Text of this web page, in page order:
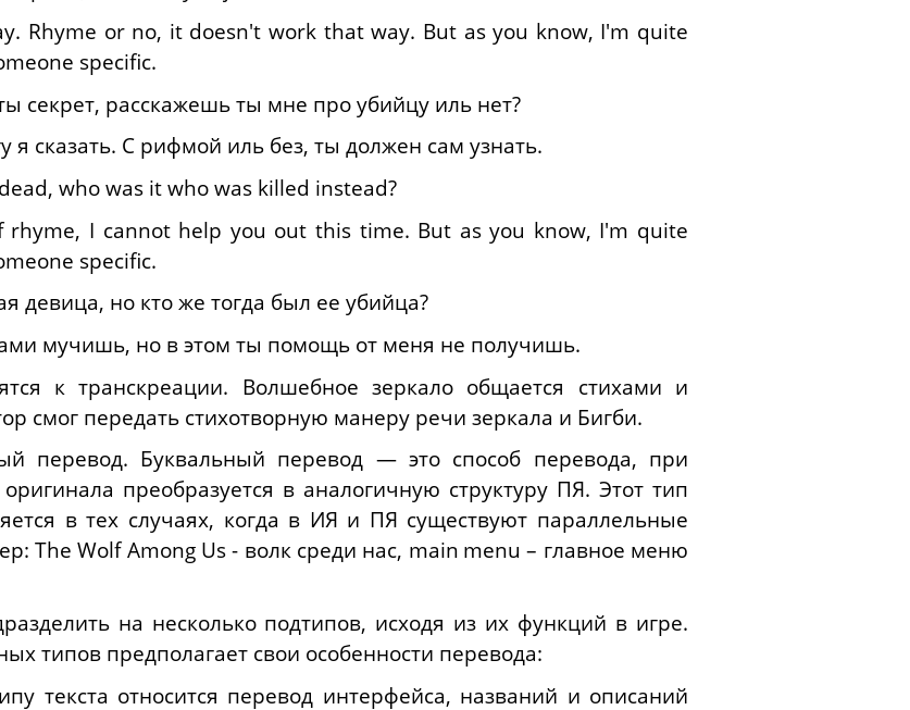
Rhyme or no, it doesn't work that way. But as you know, I'm quite
specific.
секрет, расскажешь ты мне про убийцу иль нет?
я сказать. С рифмой иль без, ты должен сам узнать.
who was it who was killed instead?
rhyme, I cannot help you out this time. But as you know, I'm quite
specific.
девица, но кто же тогда был ее убийца?
мучишь, но в этом ты помощь от меня не получишь.
к транскреации. Волшебное зеркало общается стихами и
смог передать стихотворную манеру речи зеркала и Бигби.
перевод. Буквальный перевод — это способ перевода, при
преобразуется в аналогичную структуру ПЯ. Этот тип
в тех случаях, когда в ИЯ и ПЯ существуют параллельные
The Wolf Among Us - волк среди нас, main menu – главное меню
на несколько подтипов, исходя из их функций в игре.
типов предполагает свои особенности перевода:
текста относится перевод интерфейса, названий и описаний